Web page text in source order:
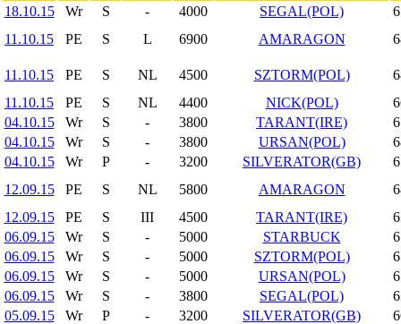
18.10.15
Wr S - 4000 SEGAL(POL)
11.10.15
PE S L 6900 AMARAGON
11.10.15 PE S NL 4500 SZTORM(POL)
11.10.15
PE S NL 4400 NICK(POL)
04.10.15
Wr S - 3800 TARANT(IRE)
04.10.15
Wr S - 3800 URSAN(POL)
04.10.15
Wr P - 3200 SILVERATOR(GB)
12.09.15
PE S NL 5800 AMARAGON
12.09.15
PE S III 4500 TARANT(IRE)
06.09.15
Wr S - 5000 STARBUCK
06.09.15
Wr S - 5000 SZTORM(POL)
06.09.15
Wr S - 5000 URSAN(POL)
06.09.15
Wr S - 3800 SEGAL(POL)
05.09.15
Wr P - 3200 SILVERATOR(GB)